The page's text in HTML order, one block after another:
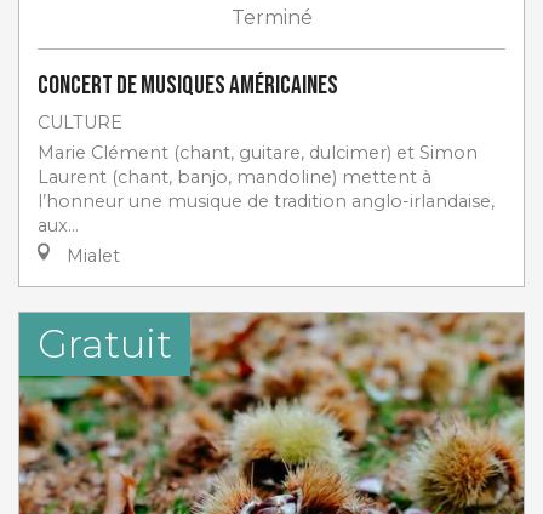
Terminé
Concert de musiques américaines
CULTURE
Marie Clément (chant, guitare, dulcimer) et Simon
Laurent (chant, banjo, mandoline) mettent à
l’honneur une musique de tradition anglo-irlandaise,
aux...
Mialet
Gratuit